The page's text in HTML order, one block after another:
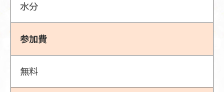
水分
参加費
無料